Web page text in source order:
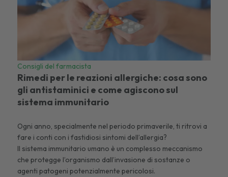
Consigli del farmacista
Rimedi per le reazioni allergiche: cosa sono
gli antistaminici e come agiscono sul
sistema immunitario
Ogni anno, specialmente nel periodo primaverile, ti ritrovi a
fare i conti con i fastidiosi sintomi dell’allergia?
Il sistema immunitario umano è un complesso meccanismo
che protegge l’organismo dall’invasione di sostanze o
agenti patogeni potenzialmente pericolosi.